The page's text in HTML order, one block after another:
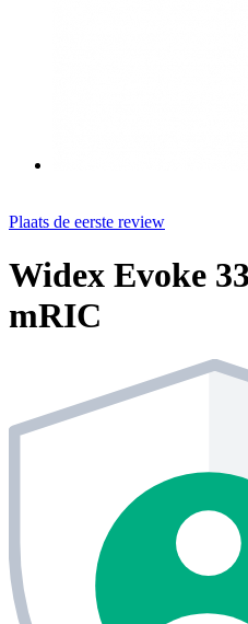
Plaats de eerste review
Widex Evoke
mRIC